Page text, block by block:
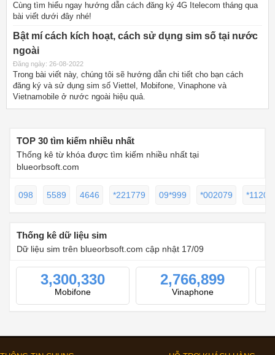
Cùng tìm hiểu ngay hướng dẫn cách đăng ký 4G Itelecom tháng qua
bài viết dưới đây nhé!
Bật mí cách kích hoạt, cách sử dụng sim số tại nước
ngoài
Đăng ngày: 26-08-2022
Trong bài viết này, chúng tôi sẽ hướng dẫn chi tiết cho bạn cách
đăng ký và sử dụng sim số Viettel, Mobifone, Vinaphone và
Vietnamobile ở nước ngoài hiệu quả.
TOP 30 tìm kiếm nhiều nhất
Thống kê từ khóa được tìm kiếm nhiều nhất tại
blueorbsoft.com
098 5589 4646 *221779 09*999 *002079
Thống kê dữ liệu sim
Dữ liệu sim trên blueorbsoft.com cập nhật 17/09
3,300,330
Mobifone
2,766,899
Vinaphone